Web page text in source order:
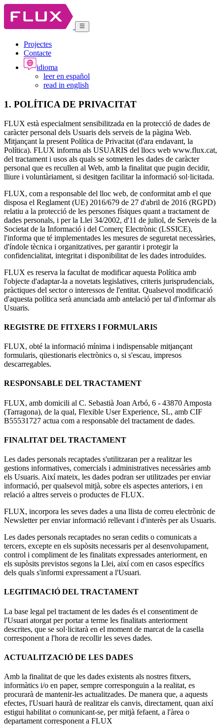
Projectes
Contacte
idioma
leer en español
read in english
1. POLÍTICA DE PRIVACITAT
FLUX està especialment sensibilitzada en la protecció de dades de
caràcter personal dels Usuaris dels serveis de la pàgina Web.
Mitjançant la present Política de Privacitat (d'ara endavant, la
Política). FLUX informa als USUARIS del llocs web www.flux.cat,
del tractament i usos als quals se sotmeten les dades de caràcter
personal que es recullen al Web, amb la finalitat que pugin decidir,
lliure i voluntàriament, si desitgen facilitar la informació sol·licitada.
FLUX, com a responsable del lloc web, de conformitat amb el que
disposa el Reglament (UE) 2016/679 de 27 d'abril de 2016 (RGPD)
relatiu a la protecció de les persones físiques quant a tractament de
dades personals, i per la Llei 34/2002, d'11 de juliol, de Serveis de la
Societat de la Informació i del Comerç Electrònic (LSSICE),
l'informa que té implementades les mesures de seguretat necessàries,
d'índole tècnica i organitzatives, per garantir i protegir la
confidencialitat, integritat i disponibilitat de les dades introduïdes.
FLUX es reserva la facultat de modificar aquesta Política amb
l'objecte d'adaptar-la a novetats legislatives, criteris jurisprudencials,
pràctiques del sector o interessos de l'entitat. Qualsevol modificació
d'aquesta política serà anunciada amb antelació per tal d'informar als
Usuaris.
REGISTRE DE FITXERS I FORMULARIS
FLUX, obté la informació mínima i indispensable mitjançant
formularis, qüestionaris electrònics o, si s'escau, impresos
descarregables.
RESPONSABLE DEL TRACTAMENT
FLUX, amb domicili al C. Sebastià Joan Arbó, 6 - 43870 Amposta
(Tarragona), de la qual, Flexible User Experience, SL, amb CIF
B55531727 actua com a responsable del tractament de dades.
FINALITAT DEL TRACTAMENT
Les dades personals recaptades s'utilitzaran per a realitzar les
gestions informatives, comercials i administratives necessàries amb
els Usuaris. Així mateix, les dades podran ser utilitzades per enviar
informació, per qualsevol mitjà, sobre els aspectes anteriors, i en
relació a altres serveis o productes de FLUX.
FLUX, incorpora les seves dades a una llista de correu electrònic de
Newsletter per enviar informació rellevant i d'interès per als Usuaris.
Les dades personals recaptades no seran cedits o comunicats a
tercers, excepte en els supòsits necessaris per al desenvolupament,
control i compliment de les finalitats expressades anteriorment, en
els supòsits previstos segons la Llei, així com en casos específics
dels quals s'informi expressament a l'Usuari.
LEGITIMACIÓ DEL TRACTAMENT
La base legal pel tractament de les dades és el consentiment de
l'Usuari atorgat per portar a terme les finalitats anteriorment
descrites, que se sol·licitarà en el moment de marcat de la casella
corresponent a l'hora de recollir les seves dades.
ACTUALITZACIÓ DE LES DADES
Amb la finalitat de que les dades existents als nostres fitxers,
informàtics i/o en paper, sempre corresponguin a la realitat, es
procurarà de mantenir-les actualitzades. De manera que, a aquests
efectes, l'Usuari haurà de realitzar els canvis, directament, quan així
estigui habilitat o comunicant-se, per mitjà fefaent, a l'àrea o
departament corresponent a FLUX